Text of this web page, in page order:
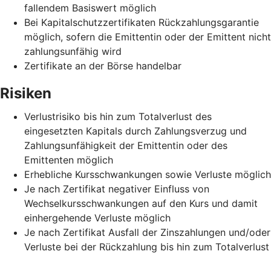
fallendem Basiswert möglich
Bei Kapitalschutzzertifikaten Rückzahlungsgarantie
möglich, sofern die Emittentin oder der Emittent nicht
zahlungsunfähig wird
Zertifikate an der Börse handelbar
Risiken
Verlustrisiko bis hin zum Totalverlust des
eingesetzten Kapitals durch Zahlungsverzug und
Zahlungsunfähigkeit der Emittentin oder des
Emittenten möglich
Erhebliche Kursschwankungen sowie Verluste möglich
Je nach Zertifikat negativer Einfluss von
Wechselkursschwankungen auf den Kurs und damit
einhergehende Verluste möglich
Je nach Zertifikat Ausfall der Zinszahlungen und/oder
Verluste bei der Rückzahlung bis hin zum Totalverlust